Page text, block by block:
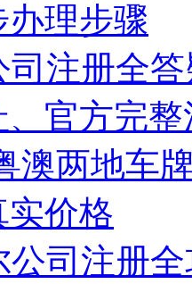
理步骤
司注册全
官方完
澳两地车
价格
公司注册